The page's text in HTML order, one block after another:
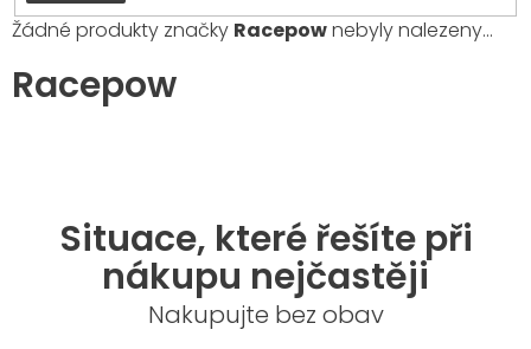
Racepow
Žádné produkty značky Racepownebyly nalezeny...
Situace, které řešíte při
nákupu nejčastěji
Nakupujte bez obav